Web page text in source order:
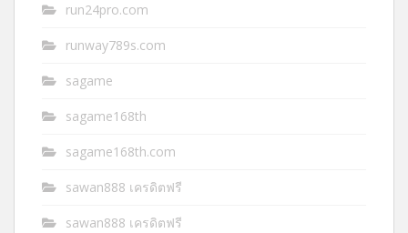
run24pro.com
runway789s.com
sagame
sagame168th
sagame168th.com
sawan888 เครดิตฟรี
sawan888 เครดิตฟรี